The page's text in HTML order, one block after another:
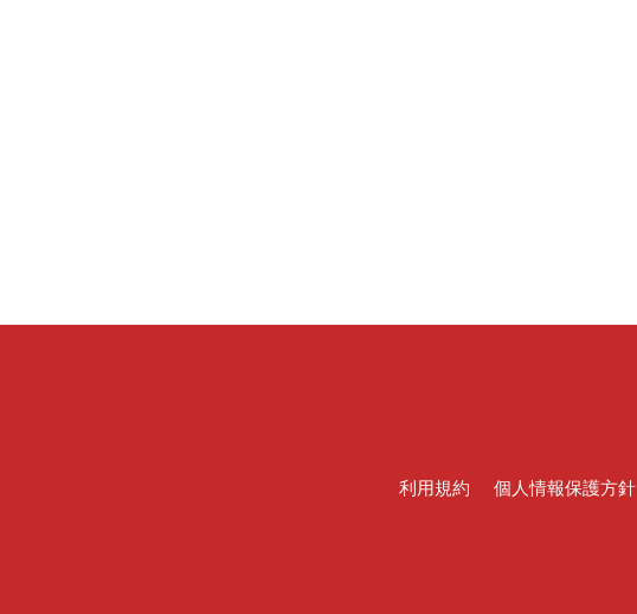
利用規約 個人情報保護方針